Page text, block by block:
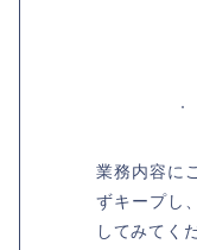
業務内容に
ずキープし
してみてく